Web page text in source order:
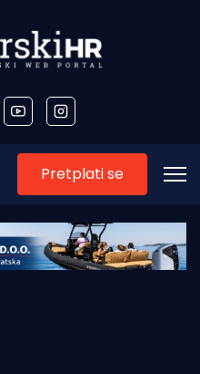
Pretplati se